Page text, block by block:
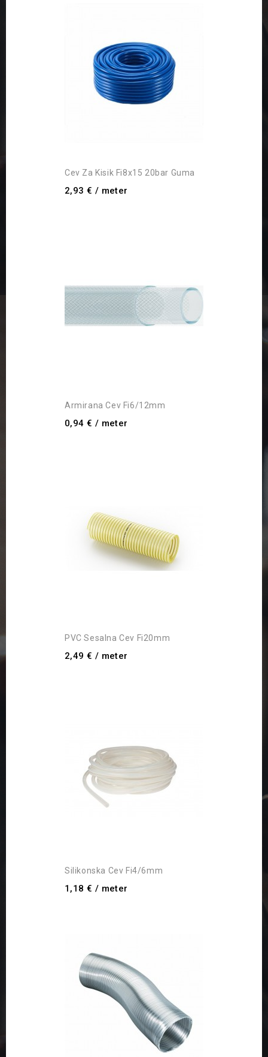
Cev Za Kisik Fi8x15 20bar Guma
2,93 € / meter
Armirana Cev Fi6/12mm
0,94 € / meter
PVC Sesalna Cev Fi20mm
2,49 € / meter
Silikonska Cev Fi4/6mm
1,18 € / meter